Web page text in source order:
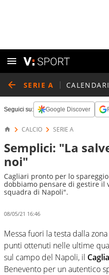
SERIE A
Seguici su: Google Discover
CALCIO SERIE A
Semplici: "La
noi"
Cagliari pronto per lo
dobbiamo pensare di gestire il
squadra di Napoli".
08/05/21 16:46
Messa fuori la testa dalla
punti ottenuti nelle ultime
sul campo del Napoli, il
Benevento per un autentico